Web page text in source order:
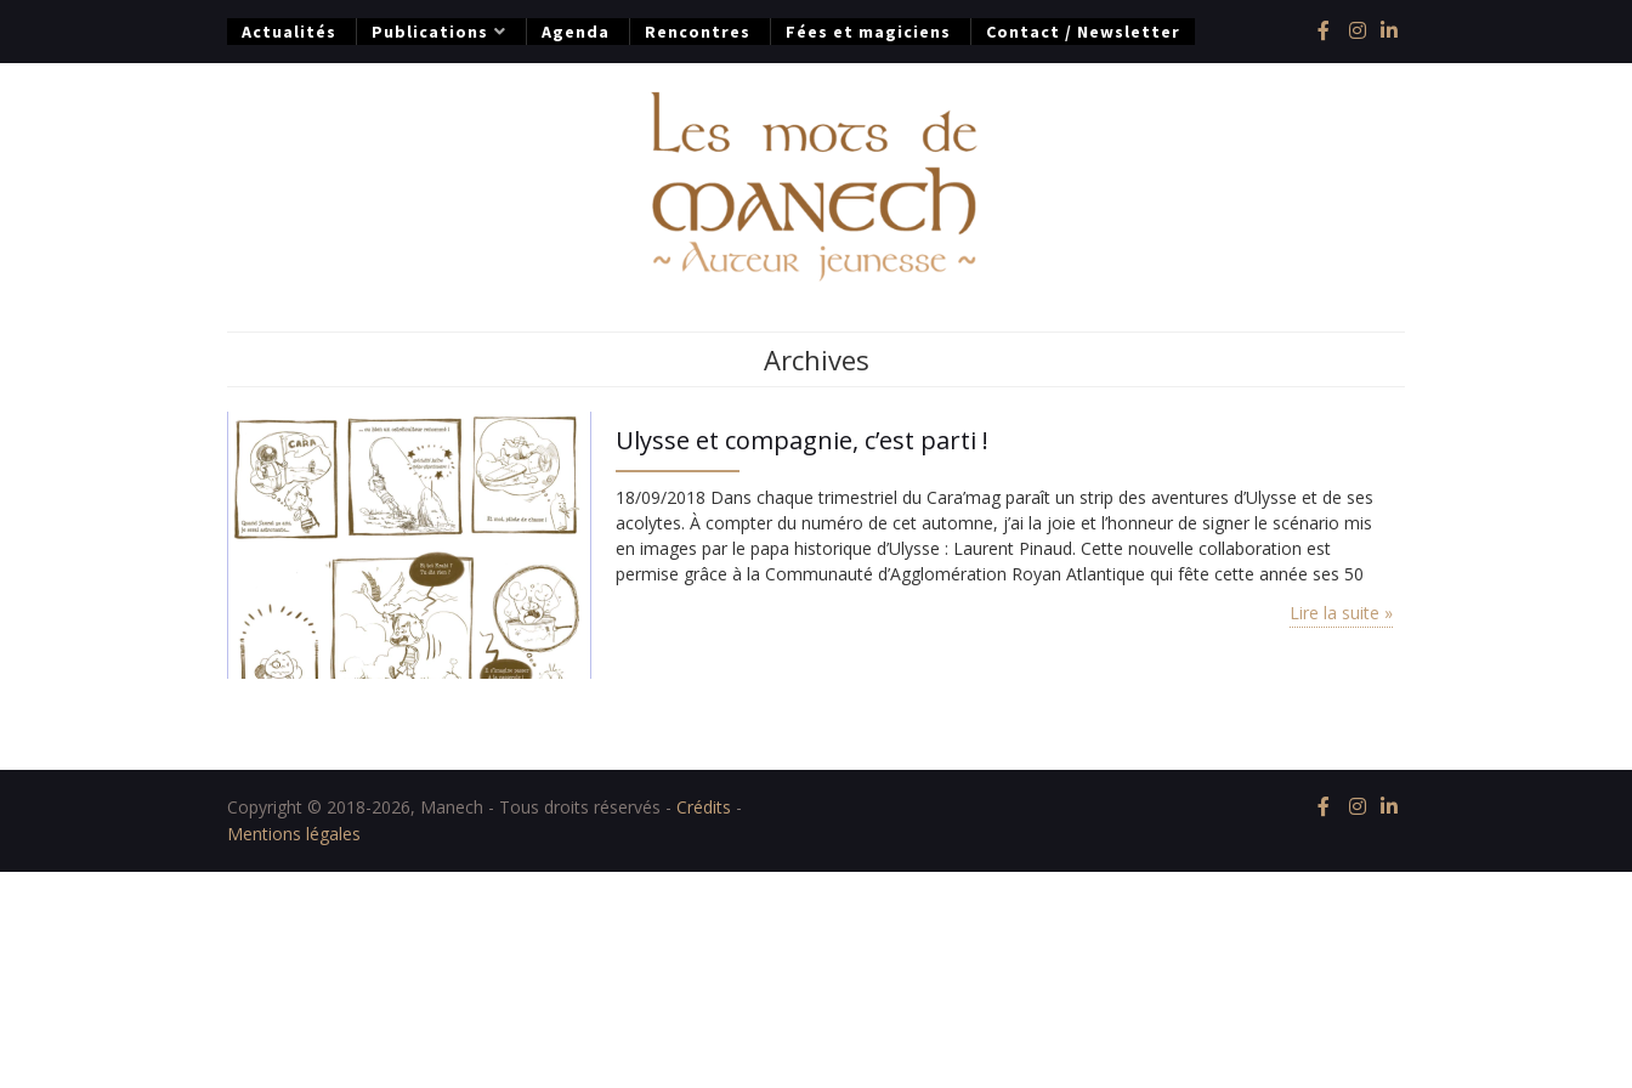
Actualités Publications Agenda Rencontres Fées et magiciens Contact / Newsletter
Archives
Ulysse et compagnie, c’est parti !
18/09/2018 Dans chaque trimestriel du Cara’mag paraît un strip des aventures d’Ulysse et de ses
acolytes. À compter du numéro de cet automne, j’ai la joie et l’honneur de signer le scénario mis
en images par le papa historique d’Ulysse : Laurent Pinaud. Cette nouvelle collaboration est
permise grâce à la Communauté d’Agglomération Royan Atlantique qui fête cette année ses 50
Lire la suite »
Copyright © 2018-2026, Manech - Tous droits réservés - Crédits -
Mentions légales